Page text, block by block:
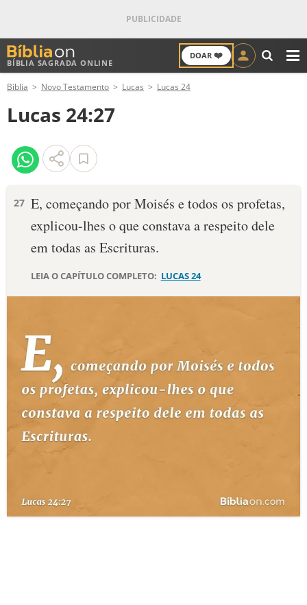
BÍBLIA SAGRADA ONLINE
DOAR ❤️
ANTIGO TESTAMENTO
NOVO TESTAMENTO
VERSÍCULOS
PALAVRA DO DIA
DEVOCIONAL DIÁRIO
10 MANDAMENTOS
ESTUDOS BÍBLICOS
ESBOÇOS DE PREGAÇÃO
TEMAS
TERMO BÍBLICO
Bíblia Novo Testamento Lucas Lucas 24
Lucas 24:27
27 E, começando por Moisés e todos os profetas,
explicou-lhes o que constava a respeito dele
em todas as Escrituras.
LEIA O CAPÍTULO COMPLETO: LUCAS 24